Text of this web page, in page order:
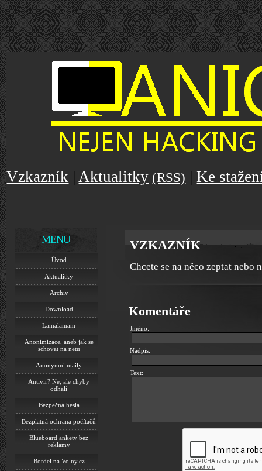
Vzkazník |Aktualitky (RSS) |Ke
MENU
Úvod
Aktualitky
Archiv
Download
Lamalamam
Anonimizace, aneb jak se
schovat na netu
Anonymní maily
Antivir? Ne, ale chyby
odhalí
Bezpečná hesla
Bezplatná ochrana počítačů
Blueboard ankety bez
reklamy
Bordel na Volny.cz
VZKAZNÍK
Chcete se na něco zeptat nebo
Komentáře
Jméno:
Nadpis:
Text: